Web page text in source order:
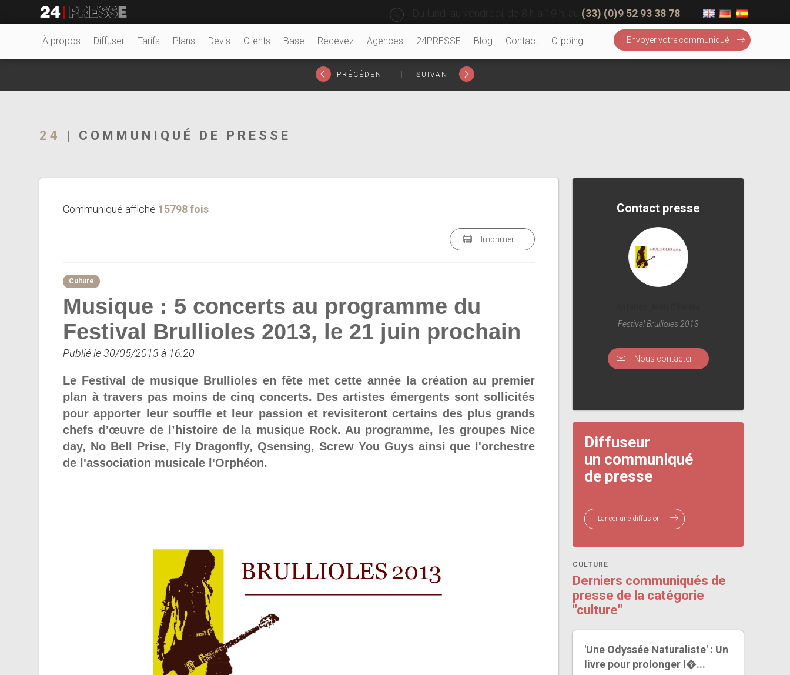
24Presse -
(33) (0)9 52 93 38 78
À propos Diffuser Tarifs Plans Devis Clients Base Recevez Agences 24PRESSE Blog Contact Clipping Envoyer votre communiqué
PRÉCÉDENT SUIVANT
24 | COMMUNIQUÉ DE PRESSE
Communiqué affiché 15798 fois
Imprimer
Culture
Musique : 5 concerts au programme du
Festival Brullioles 2013, le 21 juin prochain
Publié le 30/05/2013 à 16:20
Le Festival de musique Brullioles en fête met cette année la création au premier
plan à travers pas moins de cinq concerts. Des artistes émergents sont sollicités
pour apporter leur souffle et leur passion et revisiteront certains des plus grands
chefs d’œuvre de l’histoire de la musique Rock. Au programme, les groupes Nice
day, No Bell Prise, Fly Dragonfly, Qsensing, Screw You Guys ainsi que l'orchestre
de l'association musicale l'Orphéon.
Contact presse
Festival Brullioles 2013
Nous contacter
Diffuseur
un communiqué
de presse
Lancer une diffusion
CULTURE
Derniers communiqués de
presse de la catégorie
"culture"
'Une Odyssée Naturaliste' : Un
livre pour prolonger l�...